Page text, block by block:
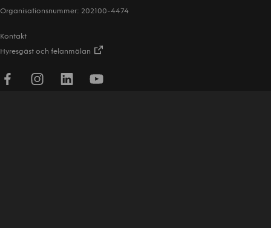
Organisationsnummer: 202100-4474
Kontakt
Hyresgäst och felanmälan